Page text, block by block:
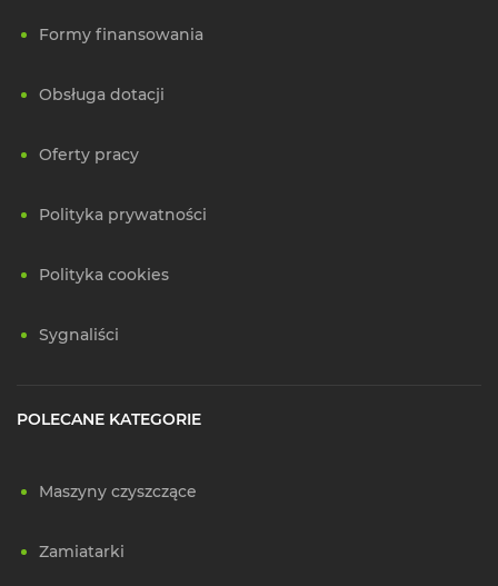
Formy finansowania
Obsługa dotacji
Oferty pracy
Polityka prywatności
Polityka cookies
Sygnaliści
POLECANE KATEGORIE
Maszyny czyszczące
Zamiatarki